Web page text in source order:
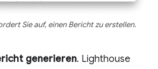
Sie auf, einen Bericht zu erstellen.
generieren. Lighthouse